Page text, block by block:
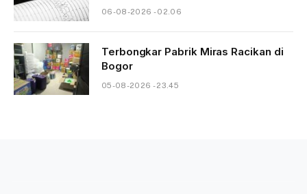
06-08-2026 - 02.06
Terbongkar Pabrik Miras Racikan di
Bogor
05-08-2026 - 23.45